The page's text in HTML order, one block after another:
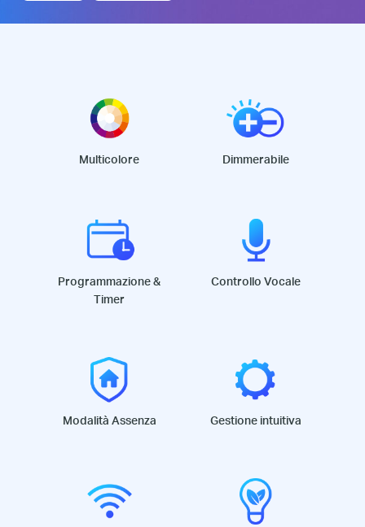
Multicolore Dimmerabile
Programmazione &
Timer
Controllo Vocale
Modalità Assenza Gestione intuitiva